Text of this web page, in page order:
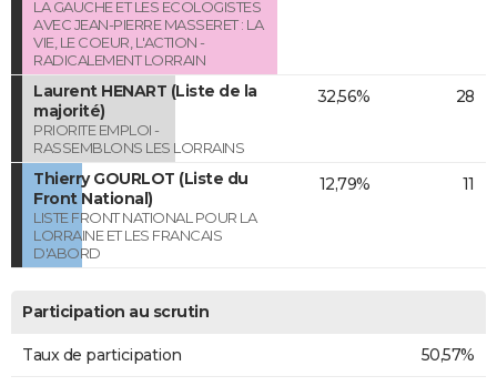
LA GAUCHE ET LES ECOLOGISTES
AVEC JEAN-PIERRE MASSERET : LA
VIE, LE COEUR, L'ACTION -
RADICALEMENT LORRAIN
Laurent HENART (Liste de la
majorité)
PRIORITE EMPLOI -
RASSEMBLONS LES LORRAINS
32,56% 28
Thierry GOURLOT (Liste du
Front National)
LISTE FRONT NATIONAL POUR LA
LORRAINE ET LES FRANCAIS
D'ABORD
12,79% 11
Participation au scrutin
Taux de participation 50,57%